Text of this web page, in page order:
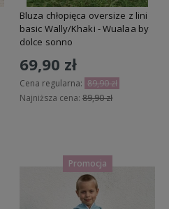
Bluza chłopięca oversize z lini
basic Wally/Khaki - Wualaa by
dolce sonno
69,90 zł
Cena regularna: 89,90 zł
Najniższa cena: 89,90 zł
Promocja